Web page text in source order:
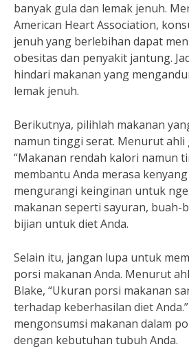
banyak gula dan lemak jenuh.
American Heart Association,
jenuh yang berlebihan dapat
obesitas dan penyakit jantung.
hindari makanan yang
lemak jenuh.
Berikutnya, pilihlah makanan
namun tinggi serat. Menurut ahli
“Makanan rendah kalori namun
membantu Anda merasa
mengurangi keinginan untuk
makanan seperti sayuran, buah-
bijian untuk diet Anda.
Selain itu, jangan lupa untuk
porsi makanan Anda. Menurut
Blake, “Ukuran porsi makanan
terhadap keberhasilan diet
mengonsumsi makanan dalam
dengan kebutuhan tubuh Anda.